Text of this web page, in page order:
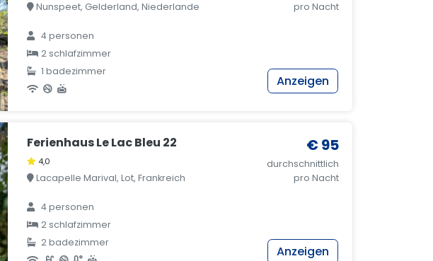
Nunspeet, Gelderland, Niederlande
4 personen
2 schlafzimmer
1 badezimmer
pro Nacht
Anzeigen
Ferienhaus Le Lac Bleu 22
4,0
Lacapelle Marival, Lot, Frankreich
4 personen
2 schlafzimmer
2 badezimmer
€ 95
durchschnittlich
pro Nacht
Anzeigen